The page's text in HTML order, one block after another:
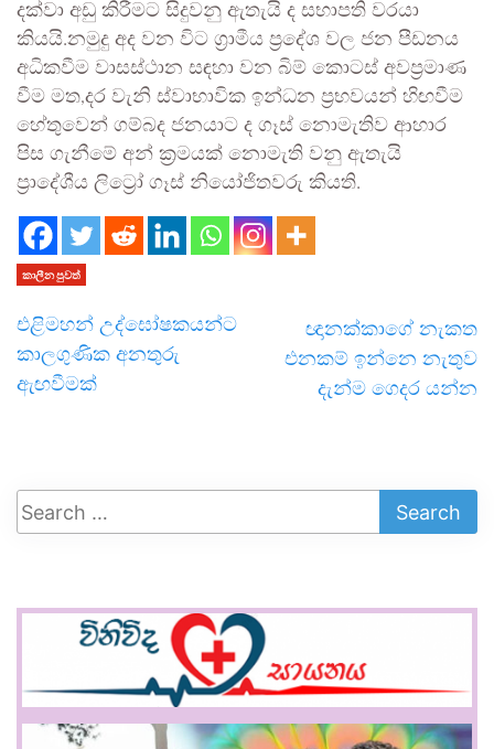
දක්වා අඩු කිරීමට සිදුවනු ඇතැයි ද සභාපති වරයා
කියයි.නමුදු අද වන විට ග්‍රාමීය ප්‍රදේශ වල ජන පීඩනය
අධිකවීම වාසස්ථාන සඳහා වන බිම් කොටස් අවප්‍රමාණ
වීම මත,දර වැනි ස්වාභාවික ඉන්ධන ප්‍රභවයන් හිඟවීම
හේතුවෙන් ගම්බද ජනයාට ද ගෑස් නොමැතිව ආහාර
පිස ගැනීමේ අන් ක්‍රමයක් නොමැති වනු ඇතැයි
ප්‍රාදේශීය ලිට්‍රෝ ගෑස් නියෝජිතවරු කියති.
කාලීන පුවත්
එළිමහන් උද්ඝෝෂකයන්ට
කාලගුණික අනතුරු
ඇඟවීමක්
ඥානක්කාගේ නැකත
එනකම් ඉන්නෙ නැතුව
දැන්ම ගෙදර යන්න